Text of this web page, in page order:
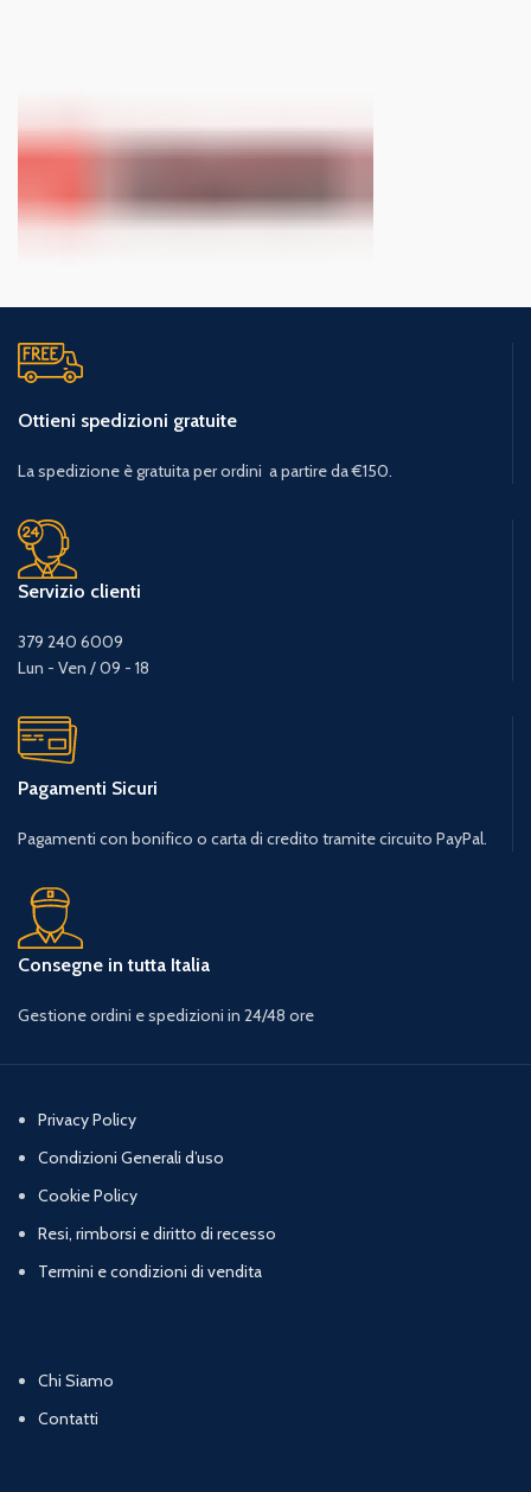
Ottieni spedizioni gratuite
La spedizione è gratuita per ordini a partire da €150.
Servizio clienti
379 240 6009
Lun - Ven / 09 - 18
Pagamenti Sicuri
Pagamenti con bonifico o carta di credito tramite circuito PayPal.
Consegne in tutta Italia
Gestione ordini e spedizioni in 24/48 ore
Privacy Policy
Condizioni Generali d’uso
Cookie Policy
Resi, rimborsi e diritto di recesso
Termini e condizioni di vendita
Chi Siamo
Contatti